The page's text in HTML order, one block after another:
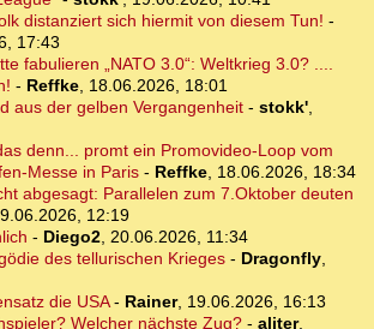
distanziert sich hiermit von diesem Tun! -
17:43
fabulieren „NATO 3.0“: Weltkrieg 3.0? ....
- Reffke, 18.06.2026, 18:01
aus der gelben Vergangenheit- stokk',
denn... promt ein Promovideo-Loop vom
Messe in Paris - Reffke, 18.06.2026, 18:34
abgesagt: Parallelen zum 7.Oktober deuten
12:19
- Diego2, 20.06.2026, 11:34
des tellurischen Krieges- Dragonfly,
die USA- Rainer, 19.06.2026, 16:13
Welcher nächste Zug?- aliter,